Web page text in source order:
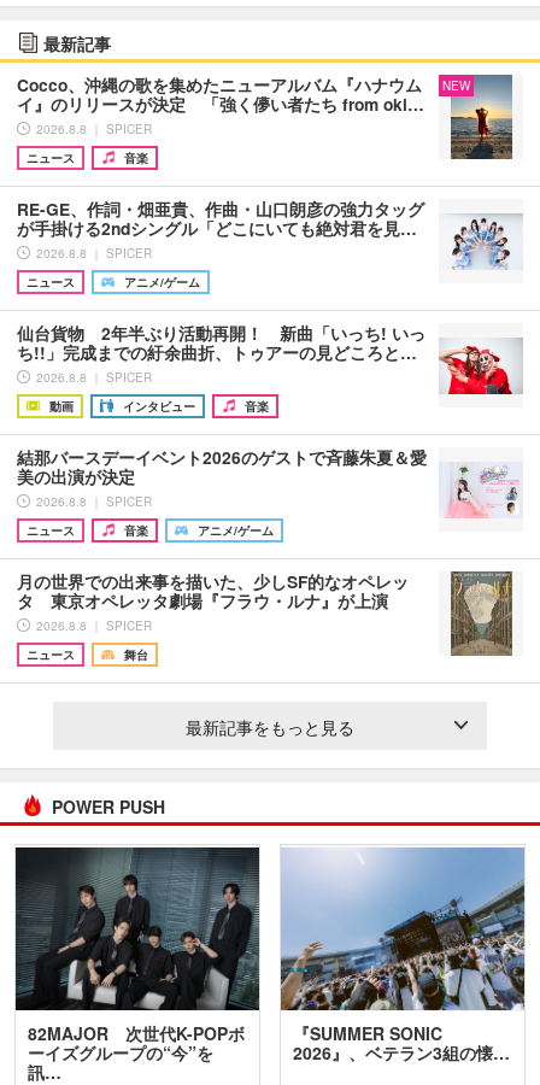
最新記事
Cocco、沖縄の歌を集めたニューアルバム『ハナウム
イ』のリリースが決定 「強く儚い者たち from oki…
2026.8.8 ｜ SPICER
ニュース
音楽
NEW
RE-GE、作詞・畑亜貴、作曲・山口朗彦の強力タッグ
が手掛ける2ndシングル「どこにいても絶対君を見…
2026.8.8 ｜ SPICER
ニュース
アニメ/ゲーム
仙台貨物 2年半ぶり活動再開！ 新曲「いっち! いっ
ち!!」完成までの紆余曲折、トゥアーの見どころと…
2026.8.8 ｜ SPICER
動画
インタビュー 音楽
結那バースデーイベント2026のゲストで斉藤朱夏＆愛
美の出演が決定
2026.8.8 ｜ SPICER
ニュース
音楽 アニメ/ゲーム
月の世界での出来事を描いた、少しSF的なオペレッ
タ 東京オペレッタ劇場『フラウ・ルナ』が上演
2026.8.8 ｜ SPICER
ニュース
舞台
最新記事をもっと見る
POWER PUSH
82MAJOR 次世代K-POPボ
ーイズグループの“今”を
訊…
『SUMMER SONIC
2026』、ベテラン3組の懐…